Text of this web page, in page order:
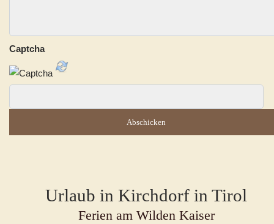
Captcha
Abschicken
Urlaub in Kirchdorf in Tirol
Ferien am Wilden Kaiser